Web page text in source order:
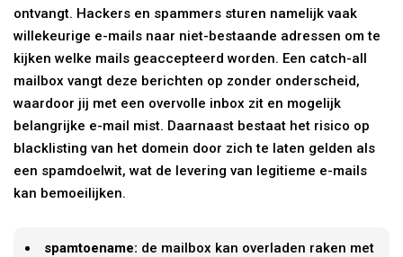
ontvangt. Hackers en spammers sturen namelijk vaak
willekeurige e-mails naar niet-bestaande adressen om te
kijken welke mails geaccepteerd worden. Een catch-all
mailbox vangt deze berichten op zonder onderscheid,
waardoor jij met een overvolle inbox zit en mogelijk
belangrijke e-mail mist. Daarnaast bestaat het risico op
blacklisting van het domein door zich te laten gelden als
een spamdoelwit, wat de levering van legitieme e-mails
kan bemoeilijken.
spamtoename: de mailbox kan overladen raken met